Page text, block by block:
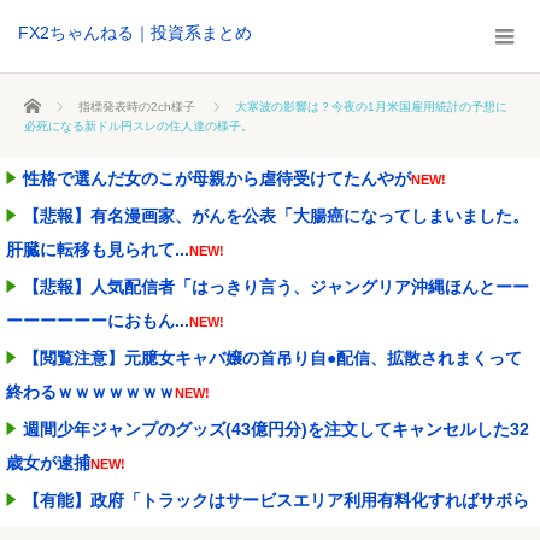
FX2ちゃんねる｜投資系まとめ
ホーム 指標発表時の2ch様子
大寒波の影響は？今夜の1月米国雇用統計の予想に
必死になる新ドル円スレの住人達の様子。
性格で選んだ女のこが母親から虐待受けてたんやがNEW!
【悲報】有名漫画家、がんを公表「大腸癌になってしまいました。
肝臓に転移も見られて...NEW!
【悲報】人気配信者「はっきり言う、ジャングリア沖縄ほんとーー
ーーーーーーにおもん...NEW!
【閲覧注意】元臆女キャバ嬢の首吊り自●配信、拡散されまくって
終わるｗｗｗｗｗｗｗNEW!
週間少年ジャンプのグッズ(43億円分)を注文してキャンセルした32
歳女が逮捕NEW!
【有能】政府「トラックはサービスエリア利用有料化すればサボら